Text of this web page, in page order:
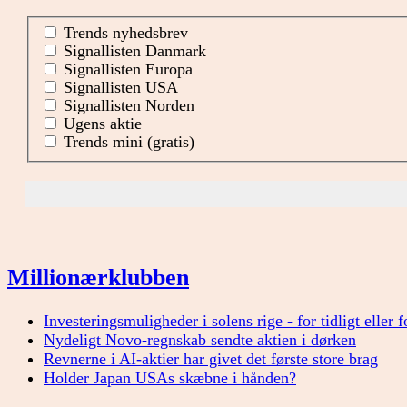
Trends nyhedsbrev
Signallisten Danmark
Signallisten Europa
Signallisten USA
Signallisten Norden
Ugens aktie
Trends mini (gratis)
Millionærklubben
Investeringsmuligheder i solens rige - for tidligt eller
Nydeligt Novo-regnskab sendte aktien i dørken
Revnerne i AI-aktier har givet det første store brag
Holder Japan USAs skæbne i hånden?